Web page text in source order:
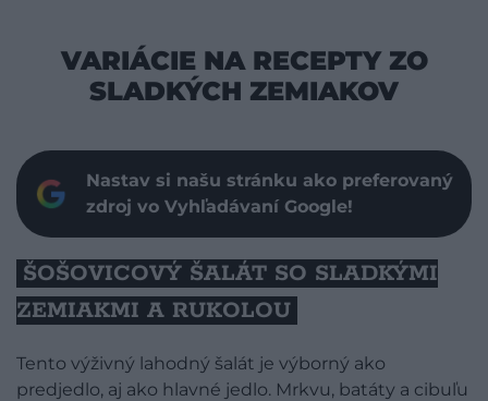
VARIÁCIE NA RECEPTY ZO
SLADKÝCH ZEMIAKOV
Nastav si našu stránku ako preferovaný
zdroj vo Vyhľadávaní Google!
ŠOŠOVICOVÝ ŠALÁT SO SLADKÝMI
ZEMIAKMI A RUKOLOU
Tento výživný lahodný šalát je výborný ako
predjedlo, aj ako hlavné jedlo. Mrkvu, batáty a cibuľu